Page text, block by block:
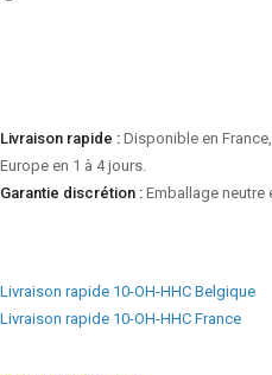
Livraison rapide : Disponible en
Europe en 1 à 4 jours.
Garantie discrétion : Emballage neutre
Livraison rapide 10-OH-HHC Belgique
Livraison rapide 10-OH-HHC France